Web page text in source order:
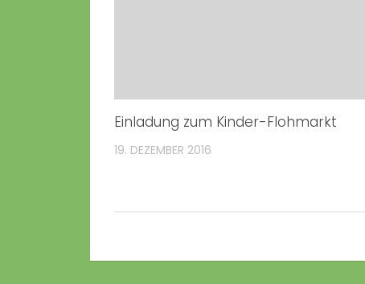
Einladung zum Kinder-Flohmarkt
19. DEZEMBER 2016